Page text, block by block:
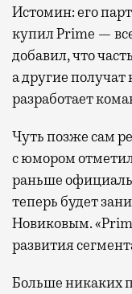
Истомин: его
купил Prime —
добавил, что
а другие
разработает
Чуть позже сам
с юмором
раньше
теперь будет
Новиковым.
развития
Больше никаких